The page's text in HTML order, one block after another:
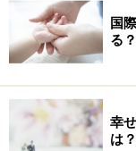
国
る
幸
は